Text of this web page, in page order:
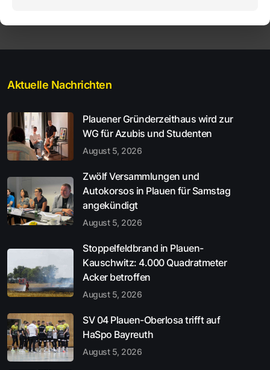
Aktuelle Nachrichten
Plauener Gründerzeithaus wird zur
WG für Azubis und Studenten
August 5, 2026
Zwölf Versammlungen und
Autokorsos in Plauen für Samstag
angekündigt
August 5, 2026
Stoppelfeldbrand in Plauen-
Kauschwitz: 4.000 Quadratmeter
Acker betroffen
August 5, 2026
SV 04 Plauen-Oberlosa trifft auf
HaSpo Bayreuth
August 5, 2026